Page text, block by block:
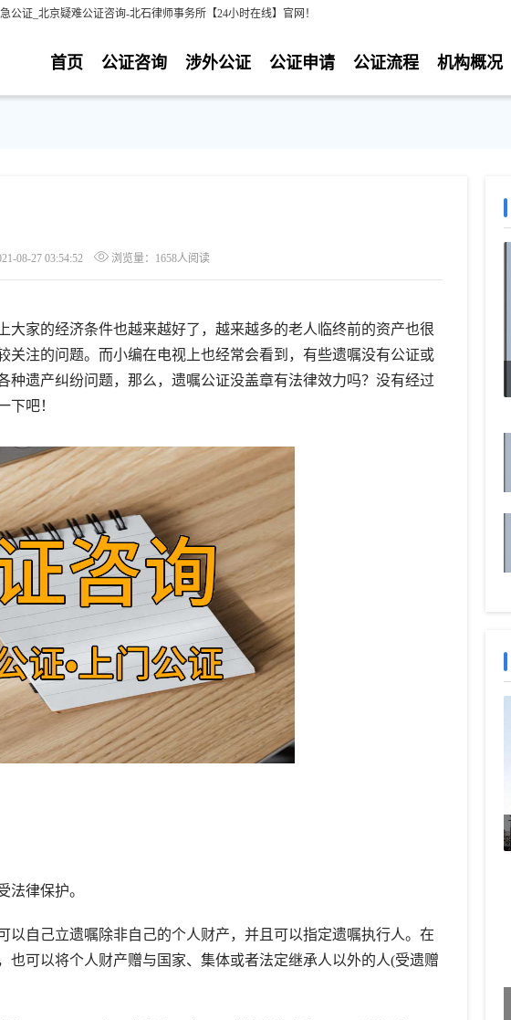
证_北京疑难公证咨询-北石律师事务所【24小时在线】官网！
机构概况
公证流程
公证申请
涉外公证
公证咨询
首页
08-27 03:54:52 浏览量：1658人阅读
家的经济条件也越来越好了，越来越多的老人临终前的资产也很
关注的问题。而小编在电视上也经常会看到，有些遗嘱没有公证或
种遗产纠纷问题，那么，遗嘱公证没盖章有法律效力吗？没有经过
下吧！
律保护。
自己立遗嘱除非自己的个人财产，并且可以指定遗嘱执行人。在
也可以将个人财产赠与国家、集体或者法定继承人以外的人(受遗赠